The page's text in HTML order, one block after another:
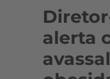
alerta